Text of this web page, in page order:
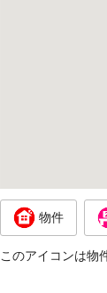
物件
このアイコンは物